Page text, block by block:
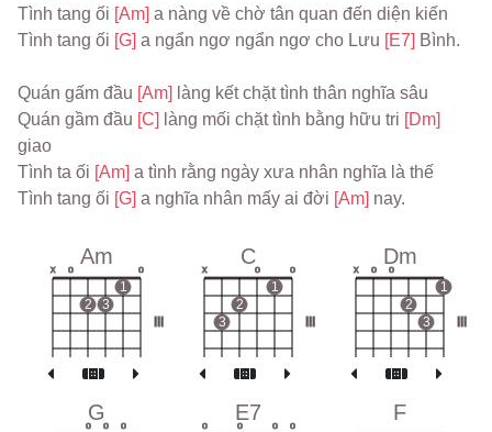
Tình tang ối [Am] a nàng về chờ tân quan đến diện kiến
Tình tang ối [G] a ngẩn ngơ ngẩn ngơ cho Lưu [E7] Bình.
Quán gấm đầu [Am] làng kết chặt tình thân nghĩa sâu
Quán gầm đầu [C] làng mối chặt tình bằng hữu tri
giao
Tình ta ối [Am] a tình rằng ngày xưa nhân nghĩa là thế
Tình tang ối [G] a nghĩa nhân mấy ai đời [Am] nay.
Am
x o
2 3
1
o
C
x
3
2
o
1
o
Dm
x o o
2
3
1
G
o o o
E7
o o o o
F